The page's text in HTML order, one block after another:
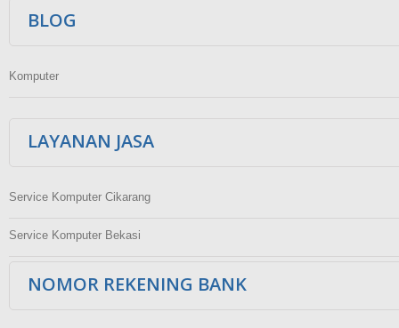
BLOG
Komputer
LAYANAN JASA
Service Komputer Cikarang
Service Komputer Bekasi
NOMOR REKENING BANK